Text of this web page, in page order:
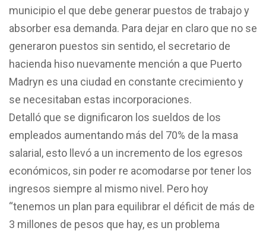
municipio el que debe generar puestos de trabajo y
absorber esa demanda. Para dejar en claro que no se
generaron puestos sin sentido, el secretario de
hacienda hiso nuevamente mención a que Puerto
Madryn es una ciudad en constante crecimiento y
se necesitaban estas incorporaciones.
Detalló que se dignificaron los sueldos de los
empleados aumentando más del 70% de la masa
salarial, esto llevó a un incremento de los egresos
económicos, sin poder re acomodarse por tener los
ingresos siempre al mismo nivel. Pero hoy
“tenemos un plan para equilibrar el déficit de más de
3 millones de pesos que hay, es un problema